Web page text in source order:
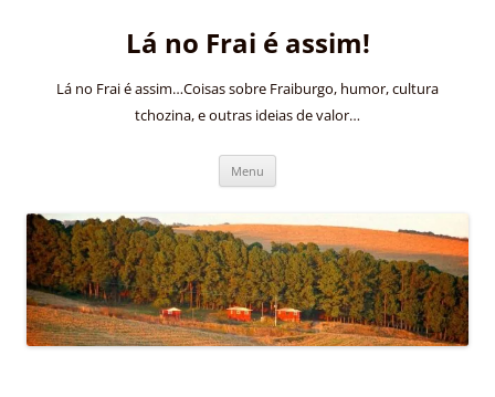
Lá no Frai é assim!
Lá no Frai é assim…Coisas sobre Fraiburgo, humor, cultura
tchozina, e outras ideias de valor…
Menu